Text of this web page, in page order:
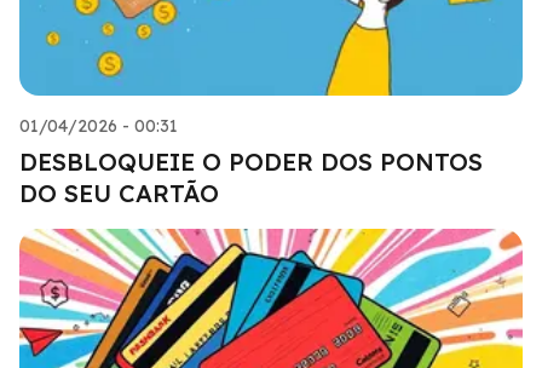
01/04/2026 - 00:31
DESBLOQUEIE O PODER DOS PONTOS
DO SEU CARTÃO